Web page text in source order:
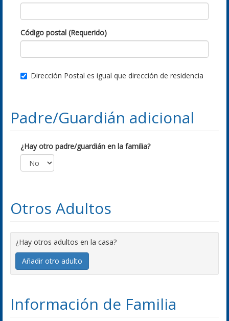
Código postal (Requerido)
Dirección Postal es igual que dirección de residencia
Padre/Guardián adicional
¿Hay otro padre/guardián en la familia?
Otros Adultos
¿Hay otros adultos en la casa?
Añadir otro adulto
Información de Familia